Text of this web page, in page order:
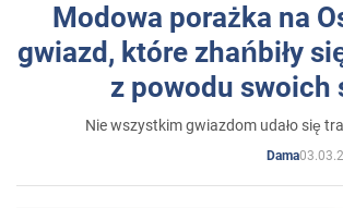
Modowa porażka na
gwiazd, które zhańbiły
z powodu
Nie wszystkim gwiazdom udało się
Dama